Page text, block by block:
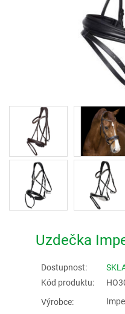
Uzdečka
Dostupnost:
Kód produktu:
Výrobce: